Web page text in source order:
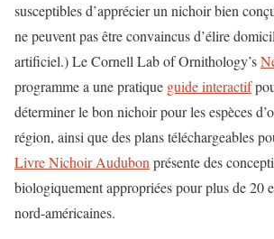
susceptibles d’apprécier un nichoir bien
ne peuvent pas être convaincus d’élire
artificiel.) Le Cornell Lab of Ornithology’s
programme a une pratique guide interactif
déterminer le bon nichoir pour les espèces
région, ainsi que des plans téléchargeables
Livre Nichoir Audubonprésente des
biologiquement appropriées pour plus de 20
nord-américaines.